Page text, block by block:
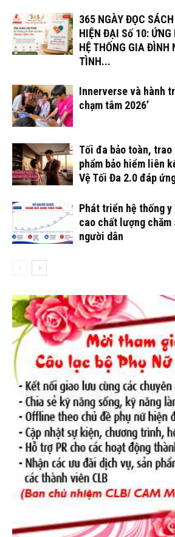
365 NGÀY ĐỌC
HIỆN ĐẠI Số 10: ỨNG
HỆ THỐNG GIA ĐÌNH
TÌNH...
Innerverse và hành
chạm tâm 2026’
Tối đa bảo toàn, trao
phẩm bảo hiểm liên
Vệ Tối Đa 2.0 đáp
Phát triển hệ thống
cao chất lượng
người dân